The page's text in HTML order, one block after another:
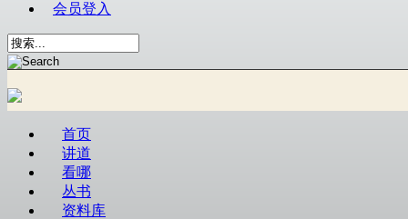
会员登入
首页
讲道
看哪
丛书
资料库